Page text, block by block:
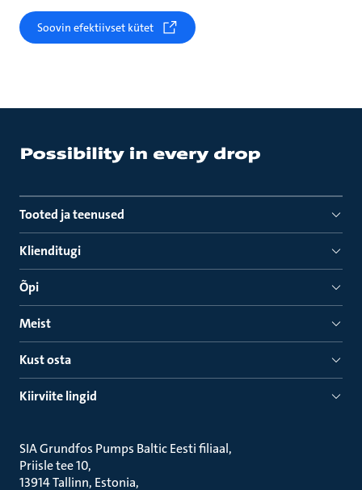
Soovin efektiivset kütet
Tooted ja teenused
Klienditugi
Õpi
Meist
Kust osta
Kiirviite lingid
SIA Grundfos Pumps Baltic Eesti filiaal
Priisle tee 10
13914 Tallinn, Estonia